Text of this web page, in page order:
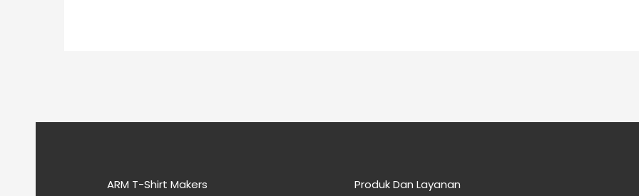
ARM T-Shirt Makers
Produk Dan Layanan